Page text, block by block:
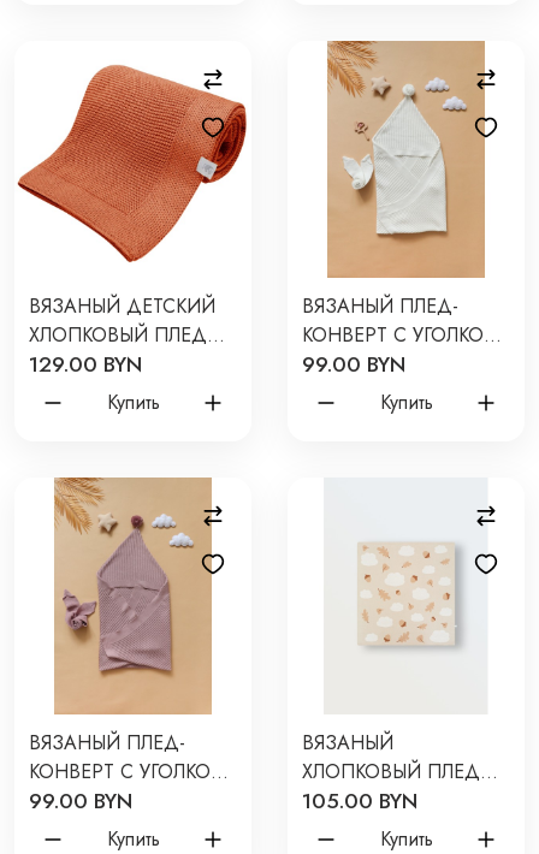
ВЯЗАНЫЙ ДЕТСКИЙ
ХЛОПКОВЫЙ ПЛЕД
CLASSIC ЦВЕТ:
КИРПИЧНЫЙ 11105
129.00 BYN
Купить
ВЯЗАНЫЙ ПЛЕД-
КОНВЕРТ С УГОЛКОМ
" LINE " 85*85 СМ
ЦВЕТ: МОЛОЧНЫЙ
99.00 BYN
Купить
ВЯЗАНЫЙ ПЛЕД-
КОНВЕРТ С УГОЛКОМ
" LINE " 85*85 СМ
ЦВЕТ: ПУДРОВЫЙ
99.00 BYN
Купить
ВЯЗАНЫЙ
ХЛОПКОВЫЙ ПЛЕД
90*90 СМ ЖЕЛУДИ
8060-321
105.00 BYN
Купить